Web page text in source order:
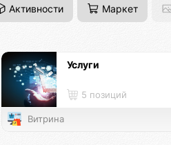
Активности Маркет
Услуги
5 позиций
Витрина